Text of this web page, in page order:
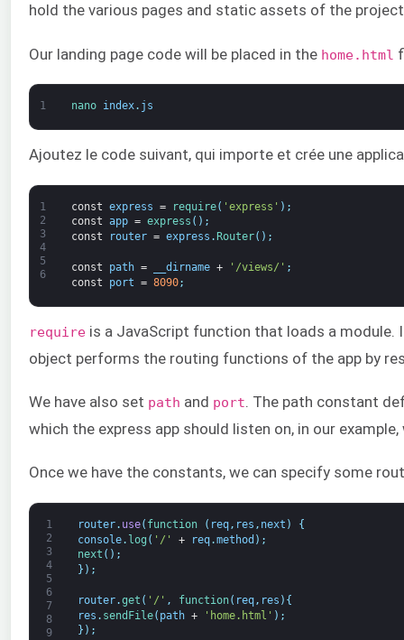
hold the various pages and static assets of the
Our landing page code will be placed in the home.html
1 nano index. js
Ajoutez le code suivant, qui importe et crée une
1
2
3
4
5
6
const express = require( 'express' ) ;
const app = express ( ) ;
const
router = express . Router( ) ;
const path = __dirname + '/views/' ;
const
port = 8090;
require is a JavaScript function that loads a module.
object performs the routing functions of the app by
We have also set path and port. The path constant
which the express app should listen on, in our
Once we have the constants, we can specify some
1
2
3
4
5
6
7
8
9
router. use( function ( req, res , next )
{
console. log ( '/' + req.method ) ;
next ( ) ;
} ) ;
router.get ( '/' , function( req, res ) {
res . sendFile( path + 'home.html' ) ;
} ) ;